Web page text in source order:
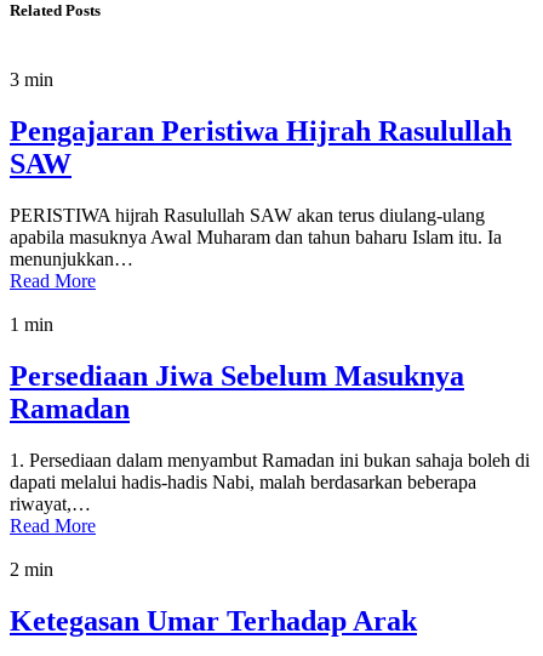
Related Posts
3 min
Pengajaran Peristiwa Hijrah Rasulullah
SAW
PERISTIWA hijrah Rasulullah SAW akan terus diulang-ulang
apabila masuknya Awal Muharam dan tahun baharu Islam itu. Ia
menunjukkan…
Read More
1 min
Persediaan Jiwa Sebelum Masuknya
Ramadan
1. Persediaan dalam menyambut Ramadan ini bukan sahaja boleh di
dapati melalui hadis-hadis Nabi, malah berdasarkan beberapa
riwayat,…
Read More
2 min
Ketegasan Umar Terhadap Arak